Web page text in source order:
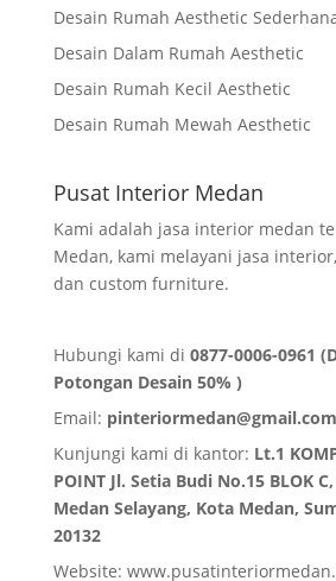
Desain Rumah Aesthetic
Desain Dalam Rumah Aesthetic
Desain Rumah Kecil Aesthetic
Desain Rumah Mewah Aesthetic
Pusat Interior Medan
Kami adalah jasa interior medan
Medan, kami melayani jasa
dan custom furniture.
Hubungi kami di 0877-0006-0961
Potongan Desain 50% )
Email: pinteriormedan@gmail.com
Kunjungi kami di kantor: Lt.1
POINT Jl. Setia Budi No.15 BLOK
Medan Selayang, Kota Medan,
20132
Website: